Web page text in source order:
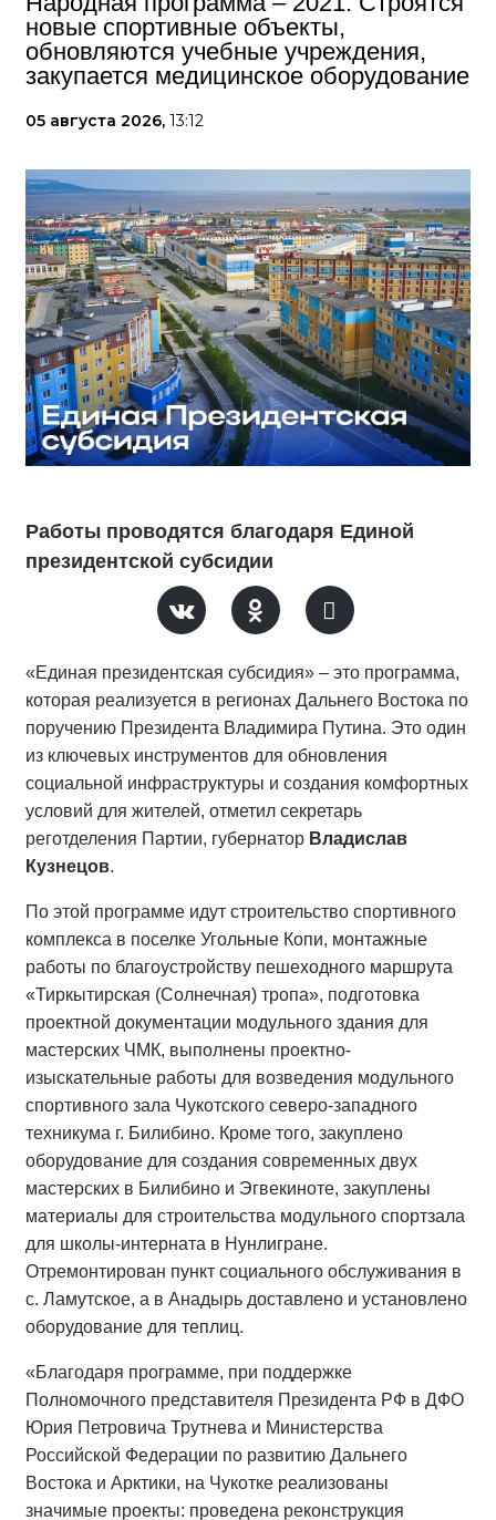
новые спортивные объекты,
обновляются учебные учреждения,
закупается медицинское оборудование
05 августа 2026, 13:12
Работы проводятся благодаря Единой
президентской субсидии
«Единая президентская субсидия» – это программа,
которая реализуется в регионах Дальнего Востока по
поручению Президента Владимира Путина. Это один
из ключевых инструментов для обновления
социальной инфраструктуры и создания комфортных
условий для жителей, отметил секретарь
реготделения Партии, губернатор Владислав
Кузнецов.
По этой программе идут строительство спортивного
комплекса в поселке Угольные Копи, монтажные
работы по благоустройству пешеходного маршрута
«Тиркытирская (Солнечная) тропа», подготовка
проектной документации модульного здания для
мастерских ЧМК, выполнены проектно-
изыскательные работы для возведения модульного
спортивного зала Чукотского северо-западного
техникума г. Билибино. Кроме того, закуплено
оборудование для создания современных двух
мастерских в Билибино и Эгвекиноте, закуплены
материалы для строительства модульного спортзала
для школы-интерната в Нунлигране.
Отремонтирован пункт социального обслуживания в
с. Ламутское, а в Анадырь доставлено и установлено
оборудование для теплиц.
«Благодаря программе, при поддержке
Полномочного представителя Президента РФ в ДФО
Юрия Петровича Трутнева и Министерства
Российской Федерации по развитию Дальнего
Востока и Арктики, на Чукотке реализованы
значимые проекты: проведена реконструкция